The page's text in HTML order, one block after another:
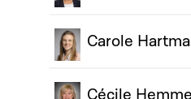
Carole